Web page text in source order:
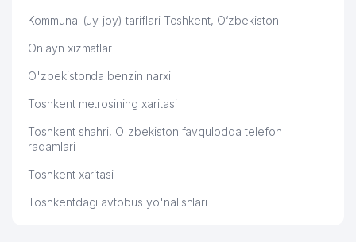
Kommunal (uy-joy) tariflari Toshkent, O‘zbekiston
Onlayn xizmatlar
O'zbekistonda benzin narxi
Toshkent metrosining xaritasi
Toshkent shahri, O'zbekiston favqulodda telefon
raqamlari
Toshkent xaritasi
Toshkentdagi avtobus yo'nalishlari